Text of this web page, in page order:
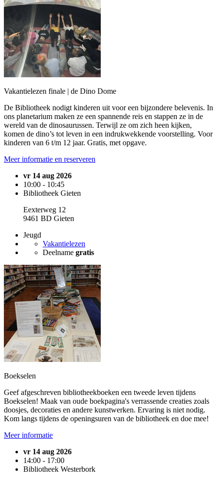
Vakantielezen finale | de Dino Dome
De Bibliotheek nodigt kinderen uit voor een bijzondere belevenis. In
ons planetarium maken ze een spannende reis en stappen ze in de
wereld van de dinosaurussen. Terwijl ze om zich heen kijken,
komen de dino’s tot leven in een indrukwekkende voorstelling. Voor
kinderen van 6 t/m 12 jaar. Gratis, met opgave.
Meer informatie en reserveren
vr 14 aug 2026
10:00 - 10:45
Bibliotheek Gieten
Eexterweg 12
9461 BD Gieten
Jeugd
Vakantielezen
Deelname gratis
Boekselen
Geef afgeschreven bibliotheekboeken een tweede leven tijdens
Boekselen! Maak van oude boekpagina's verrassende creaties zoals
doosjes, decoraties en andere kunstwerken. Ervaring is niet nodig.
Kom langs tijdens de openingsuren van de bibliotheek en doe mee!
Meer informatie
vr 14 aug 2026
14:00 - 17:00
Bibliotheek Westerbork